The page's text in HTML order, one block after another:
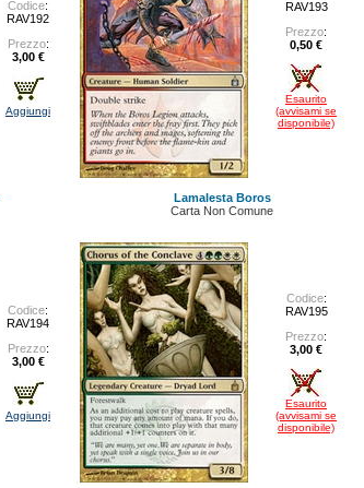
Codice:
RAV192
Prezzo:
3,00 €
Aggiungi
RAV193
Prezzo:
0,50 €
Esaurito
(avvisami se
disponibile)
Lamalesta Boros
Carta Non Comune
Codice:
RAV194
Prezzo:
3,00 €
Aggiungi
Codice:
RAV195
Prezzo:
3,00 €
Esaurito
(avvisami se
disponibile)